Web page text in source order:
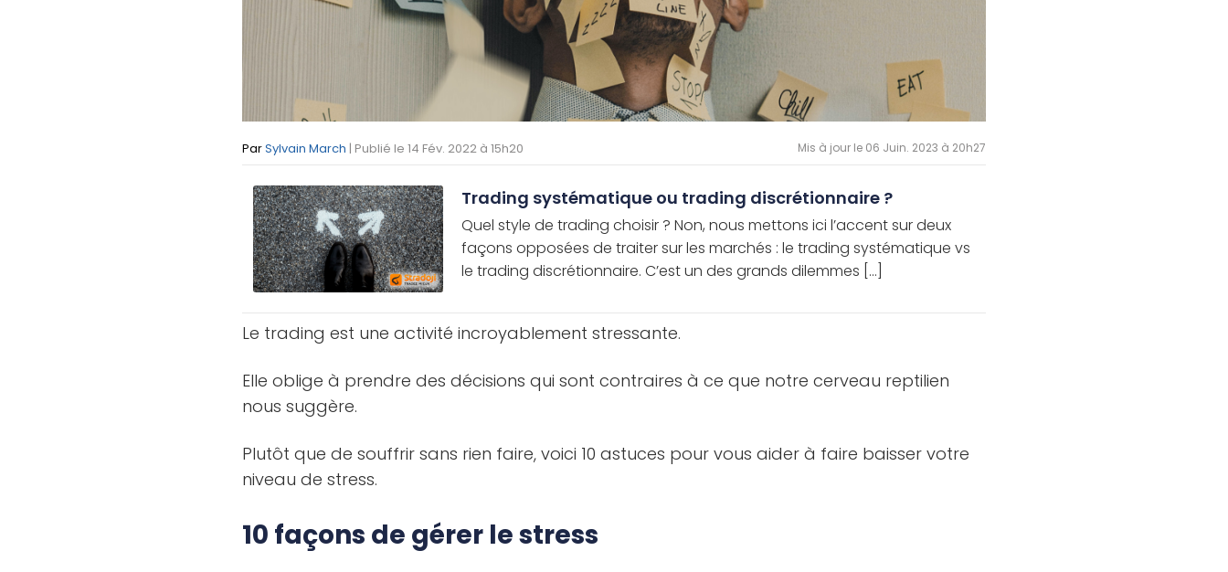
ParSylvain March | Publié le 14 Fév. 2022 à 15h20 Mis à jour le 06 Juin. 2023 à 20h27
Trading systématique ou trading discrétionnaire ?
Quel style de trading choisir ? Non, nous mettons ici l’accent sur deux
façons opposées de traiter sur les marchés : le trading systématique vs
le trading discrétionnaire. C’est un des grands dilemmes [...]
Le trading est une activité incroyablement stressante.
Elle oblige à prendre des décisions qui sont contraires à ce que notre cerveau reptilien
nous suggère.
Plutôt que de souffrir sans rien faire, voici 10 astuces pour vous aider à faire baisser votre
niveau de stress.
10 façons de gérer le stress